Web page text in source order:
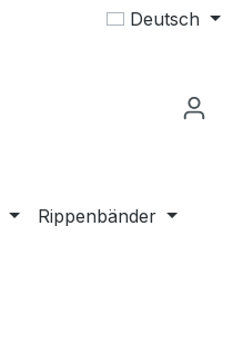
Deutsch
Rippenbänder